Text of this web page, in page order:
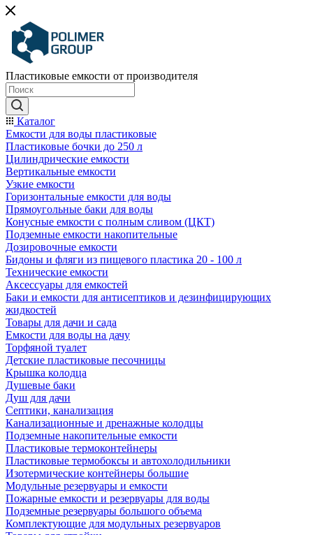
Пластиковые емкости от производителя
Каталог
Емкости для воды пластиковые
Пластиковые бочки до 250 л
Цилиндрические емкости
Вертикальные емкости
Узкие емкости
Горизонтальные емкости для воды
Прямоугольные баки для воды
Конусные емкости с полным сливом (ЦКТ)
Подземные емкости накопительные
Дозировочные емкости
Бидоны и фляги из пищевого пластика 20 - 100 л
Технические емкости
Аксессуары для емкостей
Баки и емкости для антисептиков и дезинфицирующих
жидкостей
Товары для дачи и сада
Емкости для воды на дачу
Торфяной туалет
Детские пластиковые песочницы
Крышка колодца
Душевые баки
Душ для дачи
Септики, канализация
Канализационные и дренажные колодцы
Подземные накопительные емкости
Пластиковые термоконтейнеры
Пластиковые термобоксы и автохолодильники
Изотермические контейнеры большие
Модульные резервуары и емкости
Пожарные емкости и резервуары для воды
Подземные резервуары большого объема
Комплектующие для модульных резервуаров